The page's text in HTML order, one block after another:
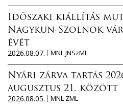
Időszaki kiállítás
Nagykun-Szolnok
évét
2026.08.07.
MNL JNSzML
Nyári zárva tartás
augusztus 21. között
2026.08.05.
MNL ZML